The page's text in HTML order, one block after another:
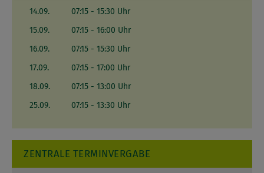
14.09.
07:15 - 15:30 Uhr
15.09.
07:15 - 16:00 Uhr
16.09.
07:15 - 15:30 Uhr
17.09.
07:15 - 17:00 Uhr
18.09.
07:15 - 13:00 Uhr
25.09.
07:15 - 13:30 Uhr
ZENTRALE TERMINVERGABE